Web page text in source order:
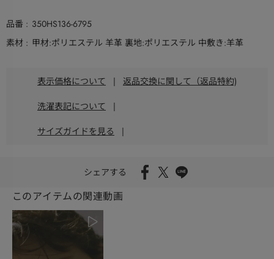
品番
350HS136-6795
素材
甲材:ポリエステル 羊革 裏地:ポリエステル 中敷き:羊革
表示価格について | 返品交換に関して（返品特約)
洗濯表記について |
サイズガイドを見る |
シェアする
このアイテムの関連動画